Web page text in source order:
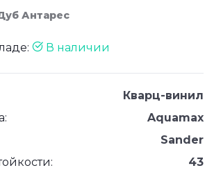
Антарес
В наличии
Кварц-винил
Aquamax
Sander
43